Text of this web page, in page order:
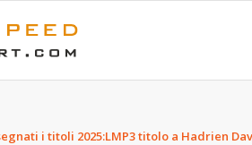
i titoli 2025:LMP3 titolo a Hadrien